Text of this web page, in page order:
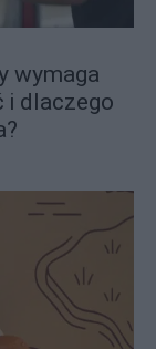
wymaga
i dlaczego